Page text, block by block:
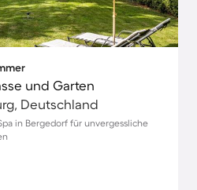
und Garten
Deutschland
in Bergedorf für unvergessliche